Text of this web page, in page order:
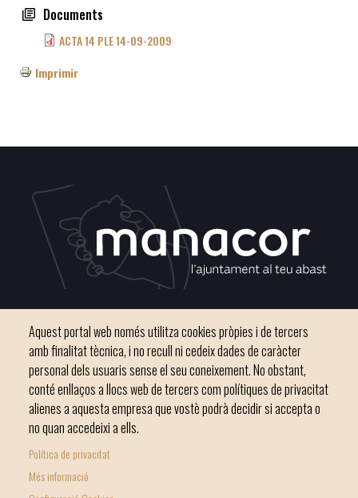
Documents
ACTA 14 PLE 14-09-2009
Imprimir
Footer
menu
Inici Ajuntament El nostre municipi
Telèfon 971 84 91 00 - CIF: P0703300D
Aquest portal web només utilitza cookies pròpies i de tercers
amb finalitat tècnica, i no recull ni cedeix dades de caràcter
personal dels usuaris sense el seu coneixement. No obstant,
conté enllaços a llocs web de tercers com polítiques de privacitat
alienes a aquesta empresa que vostè podrà decidir si accepta o
no quan accedeixi a ells.
Política de privacitat
Més informació